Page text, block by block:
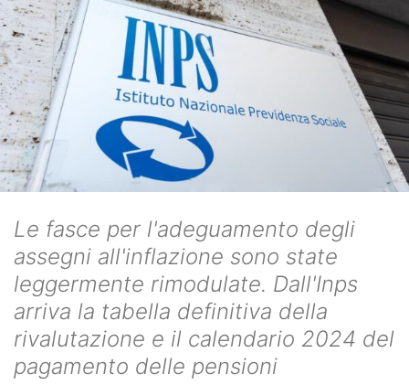
Le fasce per l'adeguamento degli
assegni all'inflazione sono state
leggermente rimodulate. Dall'Inps
arriva la tabella definitiva della
rivalutazione e il calendario 2024 del
pagamento delle pensioni